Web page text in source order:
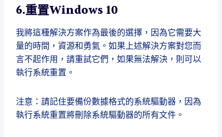
6.重置Windows 10
我將這種解決方案作為最後的選擇，因為它需要大
量的時間，資源和勇氣。 如果上述解決方案對您而
言不起作用，請重試它們，如果無法解決，則可以
執行系統重置。
注意：請記住要備份數據格式的系統驅動器，因為
執行系統重置將刪除系統驅動器的所有文件。